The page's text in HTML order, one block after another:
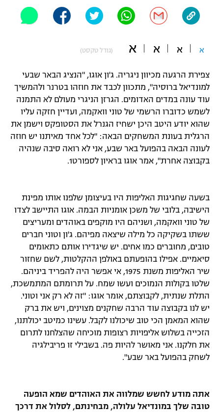
"מחצית בשכונה" – פודקאסט
משתתפים וזוכים בפרסים
תקנון משתתפים וזוכים בפרסים
תקנון עבור פעילות אלקטרה
תקנון עבור פעילות ספורט 1 – "מרלן"
טניס
גיימינג E-Sports
תנאי שימוש
תקנון פעילות ספורט 1
רשיון להקרנה פומבית לבית עסק
הצטרפות לחבילת הערוצים
לוח דרושים – ג'ובנט
תגיות
אופניים
ספורט מוטורי
פוטבול אמריקאי NFL
בייסבול MLB
ספורט אתגרי ואקסטרים
אומנויות לחימה
א א א א (גודל טקסט)
צפירת הרגעה מכיוון ניגריה. ג'ון אוגו, "הנציג הבאר שבעי
למונדיאל ברוסיה", מתכוון לכבד את חוזהו בטרנר ולהמשיך
עוד עונה במדים האדומים. הגרזן הניגרי מעולם לא התמנה
לשמש כדוברו הרשמי של טוני וואקמה, ועדיין חזקה עליו
שהוא יודע היטב היכן ישחיז הגנרל את הסטופקס וישמן את
הרגלית בעונת המשחקים הבאה: "לכל אחד מאיתנו יש חוזה
לעונה הבאה בהפועל באר שבע, אני לא רואה סיבה שנהיה
בקבוצה אחרת", אמר אוגו בראיון לספורט1.
בשעה שחגיגות האליפות היו בעיצומן שלפנו אותו מפינת
הישיבה, בלובי של משכן אומניות הבמה. אוגו התיישב לצדו
של טוני וואקמה, ושניהם היו מוקפים באוהדים ומעריצים
ששתו בשקיקה כל מילה שיצאה מפיהם. ג'ון וטוני חברים
טובים, מחוברים כמו אחים. יש שיגדירו אותם כתאומים
סיאמיים. אפילו בהופעתם באולפן ההקלטות, לשם שחזור
שיר האליפות משנת 1975, אי אפשר היה להפריד ביניהם.
שלטו בקולות הנמוכים ועשו שמח. על תרומתם המתמשכת,
התלת שנתית, לקבוצתם, אומר אוגו: "זה לא רק אני וטוני.
יש לנו בקבוצה עוד הרבה שחקנים מצוינים, ויש את ברק
שהוא המאמן הכי טוב שיכולנו לקבל. עשינו כמיטב יכולתנו,
הזכייה בשלוש אליפויות רצופות מוכיחה שהצלחנו לתרום
את חלקנו. אני מאושר להיות פה. בשבילי זו פריבילגיה
לשחק בהפועל באר שבע".
אתה מודע לחשש שמלווה את האוהדים שמא הופעה
טובה שלך במונדיאל עלולה, מבחינתם, לסלול את דרכך